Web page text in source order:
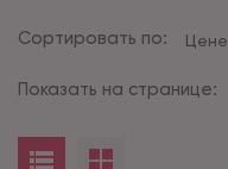
Сортировать по: Цене
Показать на странице: